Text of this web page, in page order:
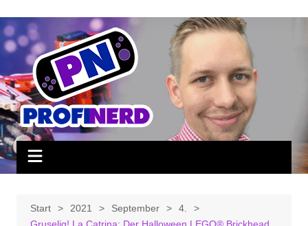
Inhalt
springen
Start 2021 September
4.